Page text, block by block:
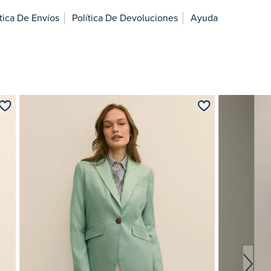
De Envíos Política De Devoluciones Ayuda